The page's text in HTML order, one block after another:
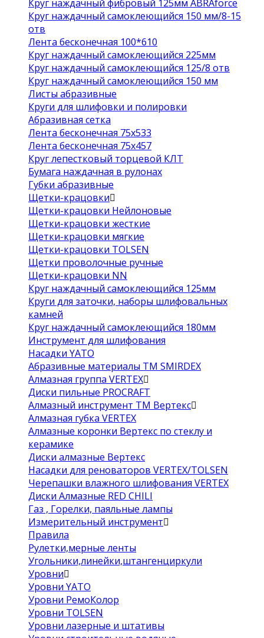
Круг наждачный фибровый 125мм ABRAforce
Круг наждачный самоклеющийся 150 мм/8-15
отв
Лента бесконечная 100*610
Круг наждачный самоклеющийся 225мм
Круг наждачный самоклеющийся 125/8 отв
Круг наждачный самоклеющийся 150 мм
Листы абразивные
Круги для шлифовки и полировки
Абразивная сетка
Лента бесконечная 75х533
Лента бесконечная 75х457
Круг лепестковый торцевой КЛТ
Бумага наждачная в рулонах
Губки абразивные
Щетки-крацовки
Щетки-крацовки Нейлоновые
Щетки-крацовки жесткие
Щетки-крацовки мягкие
Щетки-крацовки TOLSEN
Щетки проволочные ручные
Щетки-крацовки NN
Круг наждачный самоклеющийся 125мм
Круги для заточки, наборы шлифовальных
камней
Круг наждачный самоклеющийся 180мм
Инструмент для шлифования
Насадки YATO
Абразивные материалы ТМ SMIRDEX
Алмазная группа VERTEX
Диски пильные PROCRAFT
Алмазный инструмент ТМ Вертекс
Алмазная губка VERTEX
Алмазные коронки Вертекс по стеклу и
керамике
Диски алмазные Вертекс
Насадки для реноваторов VERTEX/TOLSEN
Черепашки влажного шлифования VERTEX
Диски Алмазные RED CHILI
Газ , Горелки, паяльные лампы
Измерительный инструмент
Правила
Рулетки,мерные ленты
Угольники,линейки,штангенциркули
Уровни
Уровни YATO
Уровни РемоКолор
Уровни TOLSEN
Уровни лазерные и штативы